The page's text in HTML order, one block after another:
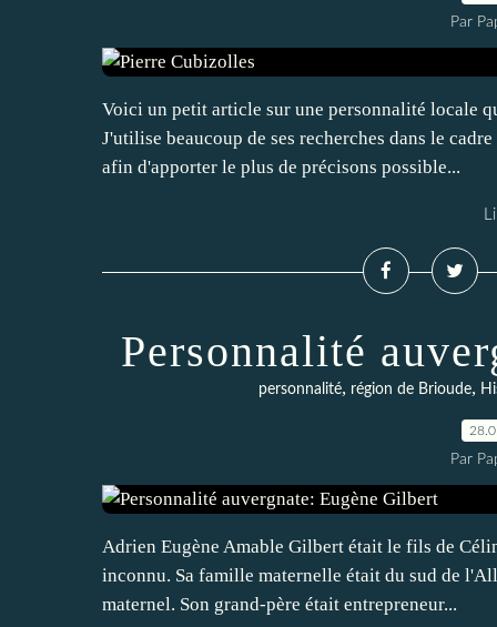
Par
Voici un petit article sur une personnalité locale
J'utilise beaucoup de ses recherches dans le
afin d'apporter le plus de précisons possible...
Personnalité
personnalité, région de Brioude,
Par
Adrien Eugène Amable Gilbert était le fils de
inconnu. Sa famille maternelle était du sud de
maternel. Son grand-père était entrepreneur...